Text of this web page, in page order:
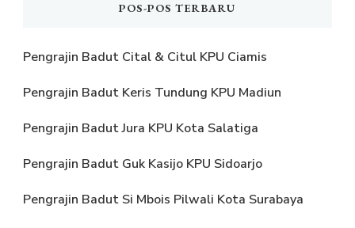
POS-POS TERBARU
Pengrajin Badut Cital & Citul KPU Ciamis
Pengrajin Badut Keris Tundung KPU Madiun
Pengrajin Badut Jura KPU Kota Salatiga
Pengrajin Badut Guk Kasijo KPU Sidoarjo
Pengrajin Badut Si Mbois Pilwali Kota Surabaya